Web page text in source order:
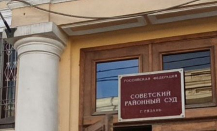
Перейти к основному содержанию